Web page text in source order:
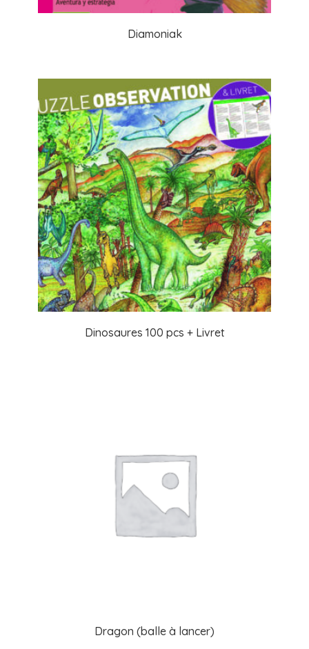
Diamoniak
Dinosaures 100 pcs + Livret
Dragon (balle à lancer)